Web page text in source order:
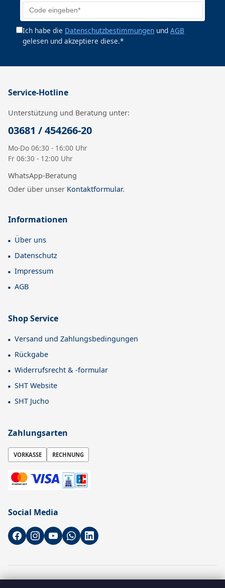
Ich habe die Datenschutzbestimmungen und AGB
gelesen und akzeptiere diese.*
Service-Hotline
Unterstützung und Beratung unter:
03681 / 454266-20
Mo-Do 06:30 - 16:00 Uhr
Fr 06:30 - 12:00 Uhr
WhatsApp-Beratung
Oder über unser Kontaktformular.
Informationen
Über uns
Datenschutz
Impressum
AGB
Shop Service
Versand und Zahlungsbedingungen
Rückgabe
Widerrufsrecht & -formular
SHT Website
SHT Jucho
Zahlungsarten
VORKASSE RECHNUNG
Social Media